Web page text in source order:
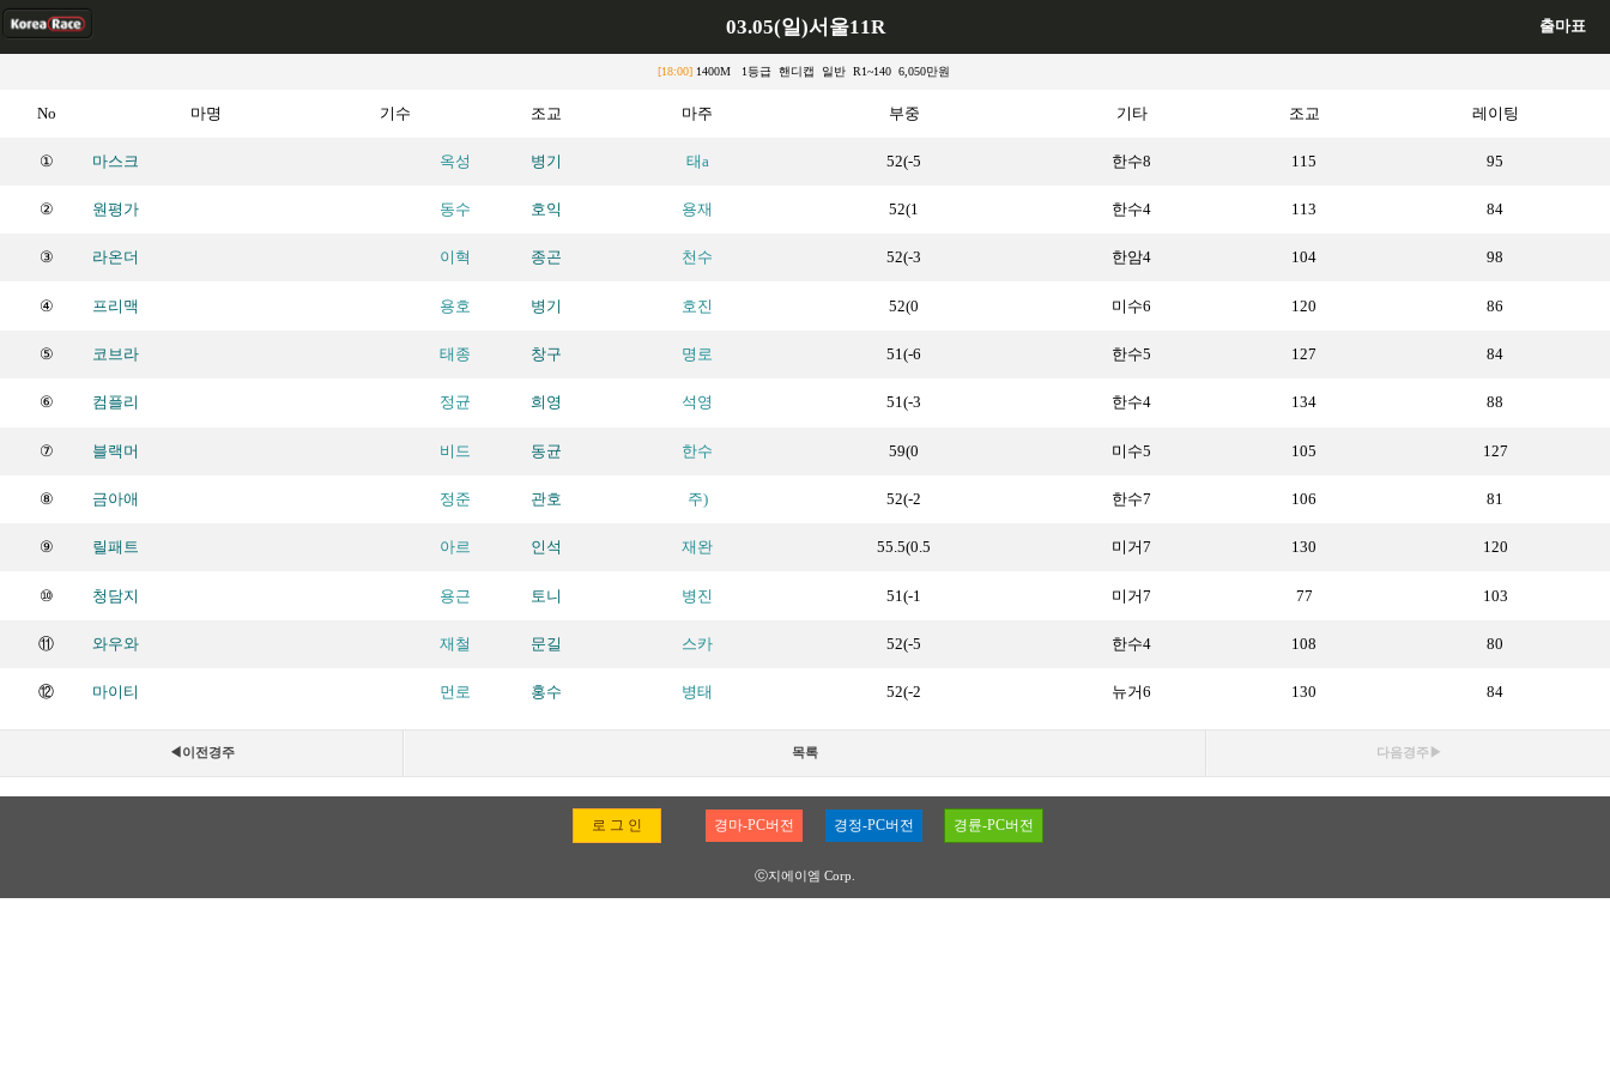
03.05(일)서울11R 출마표
[18:00]1400M 1등급 핸디캡 일반 R1~140 6,050만원
No 마명 기수 조교 마주 부중 기타 조교 레이팅
① 마스크 옥성 병기 태a 52(-5 한수8 115 95
② 원평가 동수 호익 용재 52(1 한수4 113 84
③ 라온더 이혁 종곤 천수 52(-3 한암4 104 98
④ 프리맥 용호 병기 호진 52(0 미수6 120 86
⑤ 코브라 태종 창구 명로 51(-6 한수5 127 84
⑥ 컴플리 정균 희영 석영 51(-3 한수4 134 88
⑦ 블랙머 비드 동균 한수 59(0 미수5 105 127
⑧ 금아애 정준 관호 주) 52(-2 한수7 106 81
⑨ 릴패트 아르 인석 재완 55.5(0.5 미거7 130 120
⑩ 청담지 용근 토니 병진 51(-1 미거7 77 103
⑪ 와우와 재철 문길 스카 52(-5 한수4 108 80
⑫ 마이티 먼로 홍수 병태 52(-2 뉴거6 130 84
◀이전경주 목록 다음경주▶
로 그 인 경마-PC버전 경정-PC버전 경륜-PC버전
ⓒ지에이엠 Corp.